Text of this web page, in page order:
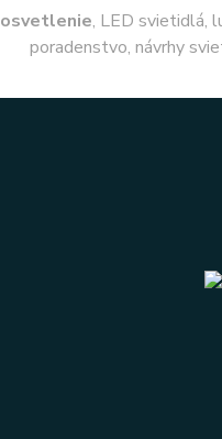
osvetlenie, LED svietidlá,
poradenstvo, návrhy